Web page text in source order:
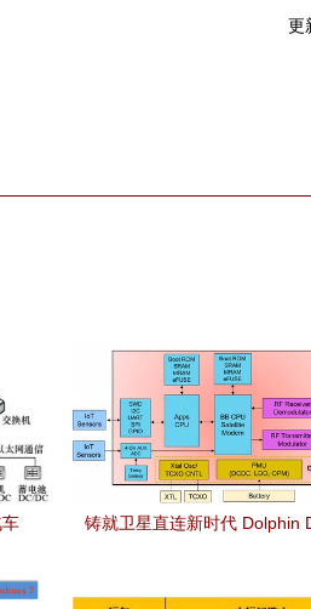
更
铸就卫星直连新时代 Dolphin
章